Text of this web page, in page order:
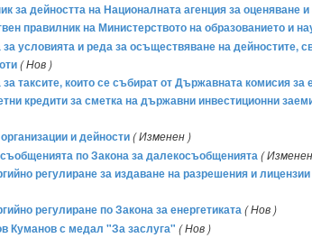
дейността на Националната агенция за оценяване
правилник на Министерството на образованието и
условията и реда за осъществяване на дейностите,
( Нов )
които се събират от Държавната комисия за
кредити за сметка на държавни инвестиционни
и дейности( Изменен )
по Закона за далекосъобщенията(
регулиране за издаване на разрешения и
регулиране по Закона за енергетиката( Нов )
Куманов с медал "За заслуга" ( Нов )